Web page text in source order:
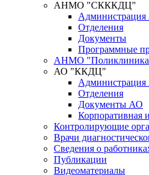
АНМО "СКККДЦ"
Отделения
Документы
Программные
АНМО
АО "ККДЦ"
Отделения
Документы АО
Корпоративная
Контролирующие
Врачи
Сведения о
Публикации
Видеоматериалы